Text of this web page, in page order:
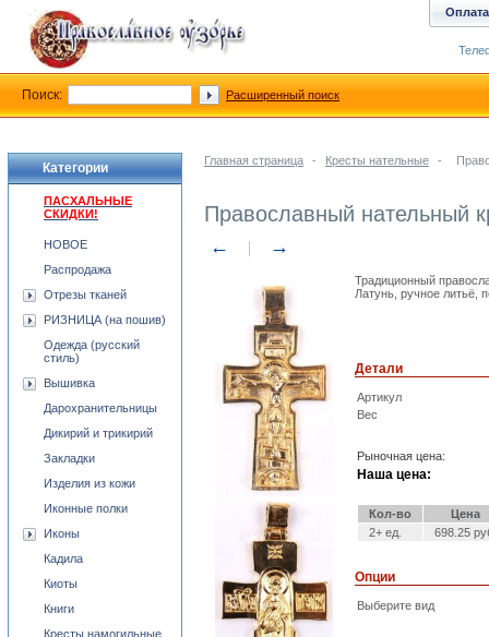
Главная страница - Кресты нательные -
Православный нательный
← →
Традиционный
Латунь, ручное литьё,
Детали
Артикул
Вес
Рыночная цена:
Наша цена:
Кол-во
Цена
2+ ед.
698.25
Опции
Выберите вид
Категории
ПАСХАЛЬНЫЕ
СКИДКИ!
НОВОЕ
Распродажа
Отрезы тканей
РИЗНИЦА (на пошив)
Одежда (русский
стиль)
Вышивка
Дарохранительницы
Дикирий и трикирий
Закладки
Изделия из кожи
Иконные полки
Иконы
Кадила
Киоты
Книги
Кресты намогильные
Оплата
Поиск: Расширенный поиск